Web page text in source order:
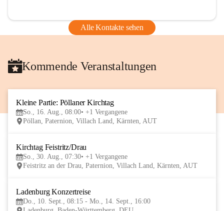
Alle Kontakte sehen
Kommende Veranstaltungen
Kleine Partie: Pöllaner Kirchtag
So., 16. Aug., 08:00 +1 Vergangene
Pöllan, Paternion, Villach Land, Kärnten, AUT
Kirchtag Feistritz/Drau
So., 30. Aug., 07:30 +1 Vergangene
Feistritz an der Drau, Paternion, Villach Land, Kärnten, AUT
Ladenburg Konzertreise
Do., 10. Sept., 08:15 - Mo., 14. Sept., 16:00